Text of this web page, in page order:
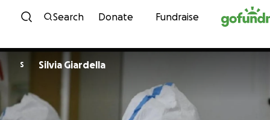
Skip to content
Search Donate Fundraise
S Silvia Giardella